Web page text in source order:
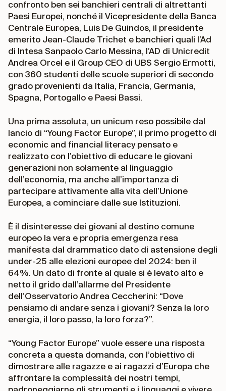
confronto ben sei banchieri centrali di altrettanti
Paesi Europei, nonché il Vicepresidente della Banca
Centrale Europea, Luis De Guindos, il presidente
emerito Jean-Claude Trichet e banchieri quali l’Ad
di Intesa Sanpaolo Carlo Messina, l’AD di Unicredit
Andrea Orcel e il Group CEO di UBS Sergio Ermotti,
con 360 studenti delle scuole superiori di secondo
grado provenienti da Italia, Francia, Germania,
Spagna, Portogallo e Paesi Bassi.
Una prima assoluta, un unicum reso possibile dal
lancio di “Young Factor Europe”, il primo progetto di
economic and financial literacy pensato e
realizzato con l’obiettivo di educare le giovani
generazioni non solamente al linguaggio
dell’economia, ma anche all’importanza di
partecipare attivamente alla vita dell’Unione
Europea, a cominciare dalle sue Istituzioni.
È il disinteresse dei giovani al destino comune
europeo la vera e propria emergenza resa
manifesta dal drammatico dato di astensione degli
under-25 alle elezioni europee del 2024: ben il
64%. Un dato di fronte al quale si è levato alto e
netto il grido dall’allarme del Presidente
dell’Osservatorio Andrea Ceccherini: “Dove
pensiamo di andare senza i giovani? Senza la loro
energia, il loro passo, la loro forza?”.
“Young Factor Europe” vuole essere una risposta
concreta a questa domanda, con l’obiettivo di
dimostrare alle ragazze e ai ragazzi d’Europa che
affrontare la complessità dei nostri tempi,